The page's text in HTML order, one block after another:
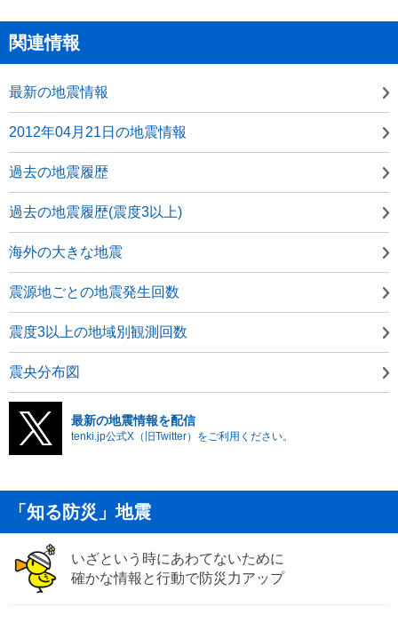
関連情報
最新の地震情報
2012年04月21日の地震情報
過去の地震履歴
過去の地震履歴(震度3以上)
海外の大きな地震
震源地ごとの地震発生回数
震度3以上の地域別観測回数
震央分布図
最新の地震情報を配信
tenki.jp公式X（旧Twitter）をご利用ください。
「知る防災」地震
いざという時にあわてないために
確かな情報と行動で防災力アップ